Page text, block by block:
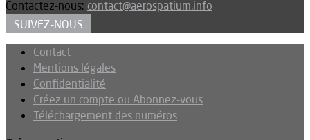
Contactez-nous: contact@aerospatium.info
SUIVEZ-NOUS
Contact
Mentions légales
Confidentialité
Créez un compte ou Abonnez-vous
Téléchargement des numéros